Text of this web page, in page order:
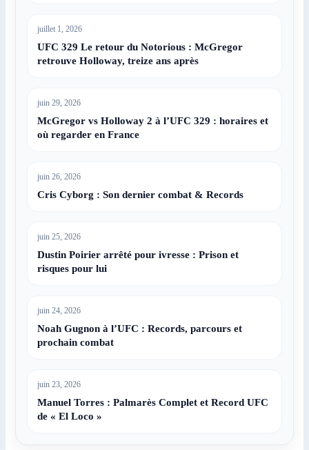
juillet 1, 2026
UFC 329 Le retour du Notorious : McGregor
retrouve Holloway, treize ans après
juin 29, 2026
McGregor vs Holloway 2 à l’UFC 329 : horaires et
où regarder en France
juin 26, 2026
Cris Cyborg : Son dernier combat & Records
juin 25, 2026
Dustin Poirier arrêté pour ivresse : Prison et
risques pour lui
juin 24, 2026
Noah Gugnon à l’UFC : Records, parcours et
prochain combat
juin 23, 2026
Manuel Torres : Palmarès Complet et Record UFC
de « El Loco »